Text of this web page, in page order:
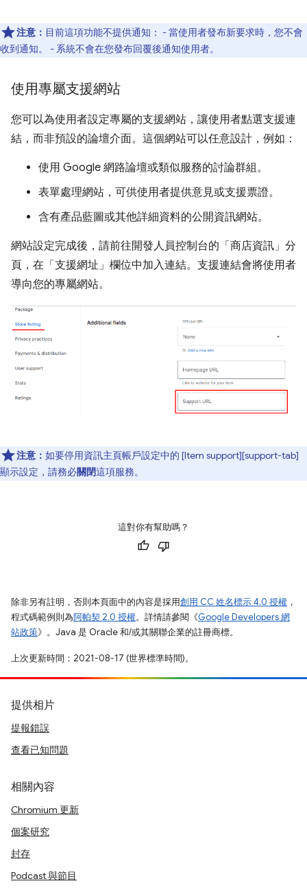
注意： 目前這項功能不提供通知： - 當使用者發布新要求時，您不會
收到通知。 - 系統不會在您發布回覆後通知使用者。
使用專屬支援網站
您可以為使用者設定專屬的支援網站，讓使用者點選支援連
結，而非預設的論壇介面。這個網站可以任意設計，例如：
使用 Google 網路論壇或類似服務的討論群組。
表單處理網站，可供使用者提供意見或支援票證。
含有產品藍圖或其他詳細資料的公開資訊網站。
網站設定完成後，請前往開發人員控制台的「商店資訊」 分
頁，在「支援網址」 欄位中加入連結。支援連結會將使用者
導向您的專屬網站。
注意： 如要停用資訊主頁帳戶設定中的 [Item support][support-tab]
顯示設定，請務必關閉這項服務。
這對你有幫助嗎？
除非另有註明，否則本頁面中的內容是採用創用 CC 姓名標示 4.0 授權 ，
程式碼範例則為阿帕契 2.0 授權。詳情請參閱《Google Developers 網
站政策》。Java 是 Oracle 和/或其關聯企業的註冊商標。
上次更新時間：2021-08-17 (世界標準時間)。
提供相片
提報錯誤
查看已知問題
相關內容
Chromium 更新
個案研究
封存
Podcast 與節目